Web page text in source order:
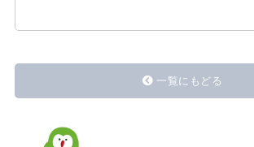
一覧にもどる